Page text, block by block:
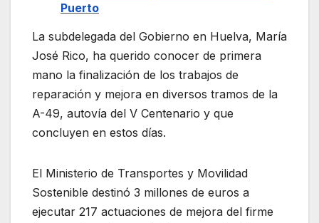
Puerto
La subdelegada del Gobierno en Huelva, María
José Rico, ha querido conocer de primera
mano la finalización de los trabajos de
reparación y mejora en diversos tramos de la
A-49, autovía del V Centenario y que
concluyen en estos días.
El Ministerio de Transportes y Movilidad
Sostenible destinó 3 millones de euros a
ejecutar 217 actuaciones de mejora del firme